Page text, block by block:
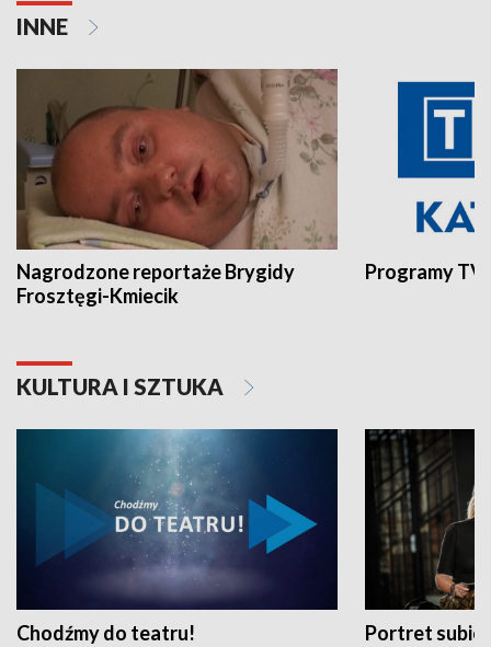
INNE
Nagrodzone reportaże Brygidy
Frosztęgi-Kmiecik
Programy
KULTURA I SZTUKA
Chodźmy do teatru! Portret